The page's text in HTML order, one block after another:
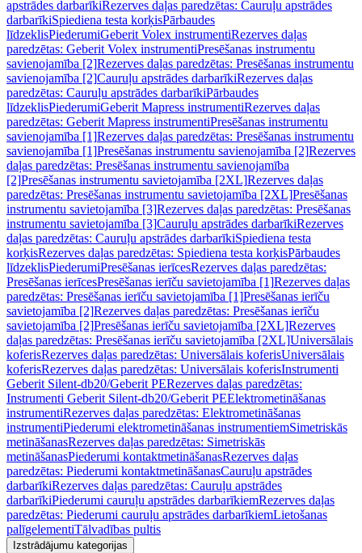
apstrādes darbarīkiRezerves daļas paredzētas: Cauruļu apstrādes
darbarīkiSpiediena testa korķisPārbaudes
līdzeklisPiederumiGeberit Volex instrumentiRezerves daļas
paredzētas: Geberit Volex instrumentiPresēšanas instrumentu
savienojamība [2]Rezerves daļas paredzētas: Presēšanas instrumentu
savienojamība [2]Cauruļu apstrādes darbarīkiRezerves daļas
paredzētas: Cauruļu apstrādes darbarīkiPārbaudes
līdzeklisPiederumiGeberit Mapress instrumentiRezerves daļas
paredzētas: Geberit Mapress instrumentiPresēšanas instrumentu
savienojamība [1]Rezerves daļas paredzētas: Presēšanas instrumentu
savienojamība [1]Presēšanas instrumentu savienojamība [2]Rezerves
daļas paredzētas: Presēšanas instrumentu savienojamība
[2]Presēšanas instrumentu savietojamība [2XL]Rezerves daļas
paredzētas: Presēšanas instrumentu savietojamība [2XL]Presēšanas
instrumentu savietojamība [3]Rezerves daļas paredzētas: Presēšanas
instrumentu savietojamība [3]Cauruļu apstrādes darbarīkiRezerves
daļas paredzētas: Cauruļu apstrādes darbarīkiSpiediena testa
korķisRezerves daļas paredzētas: Spiediena testa korķisPārbaudes
līdzeklisPiederumiPresēšanas ierīcesRezerves daļas paredzētas:
Presēšanas ierīcesPresēšanas ierīču savietojamība [1]Rezerves daļas
paredzētas: Presēšanas ierīču savietojamība [1]Presēšanas ierīču
savietojamība [2]Rezerves daļas paredzētas: Presēšanas ierīču
savietojamība [2]Presēšanas ierīču savietojamība [2XL]Rezerves
daļas paredzētas: Presēšanas ierīču savietojamība [2XL]Universālais
koferisRezerves daļas paredzētas: Universālais koferisUniversālais
koferisRezerves daļas paredzētas: Universālais koferisInstrumenti
Geberit Silent-db20/Geberit PERezerves daļas paredzētas:
Instrumenti Geberit Silent-db20/Geberit PEElektrometināšanas
instrumentiRezerves daļas paredzētas: Elektrometināšanas
instrumentiPiederumi elektrometināšanas instrumentiemSimetriskās
metināšanasRezerves daļas paredzētas: Simetriskās
metināšanasPiederumi kontaktmetināšanasRezerves daļas
paredzētas: Piederumi kontaktmetināšanasCauruļu apstrādes
darbarīkiRezerves daļas paredzētas: Cauruļu apstrādes
darbarīkiPiederumi cauruļu apstrādes darbarīkiemRezerves daļas
paredzētas: Piederumi cauruļu apstrādes darbarīkiemLietošanas
palīgelementiTālvadības pultis
Izstrādājumu kategorijas